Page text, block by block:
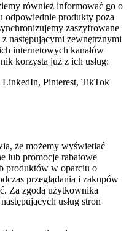
również informować go o
odpowiednie produkty poza
zaszyfrowane
następującymi zewnętrznymi
internetowych kanałów
korzysta już z ich usług:
Pinterest, TikTok
że możemy wyświetlać
lub promocje rabatowe
produktów w oparciu o
przeglądania i zakupów
Za zgodą użytkownika
usług stron